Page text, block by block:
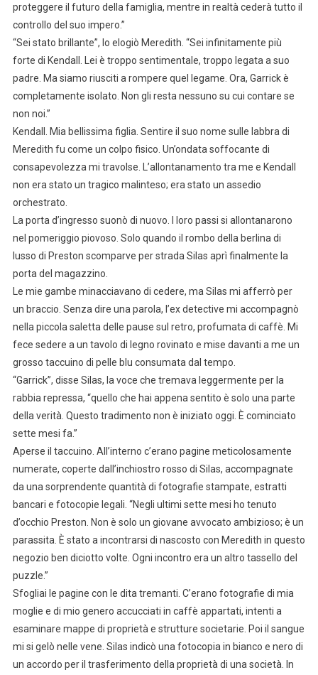
proteggere il futuro della famiglia, mentre in realtà cederà tutto il
controllo del suo impero.”
“Sei stato brillante”, lo elogiò Meredith. “Sei infinitamente più
forte di Kendall. Lei è troppo sentimentale, troppo legata a suo
padre. Ma siamo riusciti a rompere quel legame. Ora, Garrick è
completamente isolato. Non gli resta nessuno su cui contare se
non noi.”
Kendall. Mia bellissima figlia. Sentire il suo nome sulle labbra di
Meredith fu come un colpo fisico. Un’ondata soffocante di
consapevolezza mi travolse. L’allontanamento tra me e Kendall
non era stato un tragico malinteso; era stato un assedio
orchestrato.
La porta d’ingresso suonò di nuovo. I loro passi si allontanarono
nel pomeriggio piovoso. Solo quando il rombo della berlina di
lusso di Preston scomparve per strada Silas aprì finalmente la
porta del magazzino.
Le mie gambe minacciavano di cedere, ma Silas mi afferrò per
un braccio. Senza dire una parola, l’ex detective mi accompagnò
nella piccola saletta delle pause sul retro, profumata di caffè. Mi
fece sedere a un tavolo di legno rovinato e mise davanti a me un
grosso taccuino di pelle blu consumata dal tempo.
“Garrick”, disse Silas, la voce che tremava leggermente per la
rabbia repressa, “quello che hai appena sentito è solo una parte
della verità. Questo tradimento non è iniziato oggi. È cominciato
sette mesi fa.”
Aperse il taccuino. All’interno c’erano pagine meticolosamente
numerate, coperte dall’inchiostro rosso di Silas, accompagnate
da una sorprendente quantità di fotografie stampate, estratti
bancari e fotocopie legali. “Negli ultimi sette mesi ho tenuto
d’occhio Preston. Non è solo un giovane avvocato ambizioso; è un
parassita. È stato a incontrarsi di nascosto con Meredith in questo
negozio ben diciotto volte. Ogni incontro era un altro tassello del
puzzle.”
Sfogliai le pagine con le dita tremanti. C’erano fotografie di mia
moglie e di mio genero accucciati in caffè appartati, intenti a
esaminare mappe di proprietà e strutture societarie. Poi il sangue
mi si gelò nelle vene. Silas indicò una fotocopia in bianco e nero di
un accordo per il trasferimento della proprietà di una società. In